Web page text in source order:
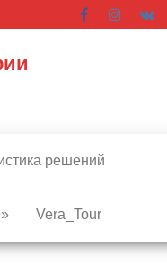
решений
Vera_Tour